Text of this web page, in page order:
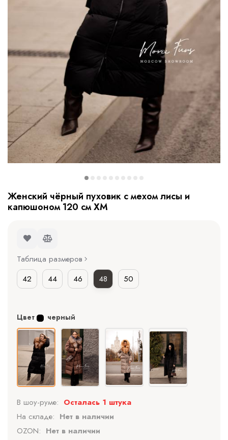
Женский чёрный пуховик с мехом лисы и
капюшоном 120 см XM
Таблица размеров
42
44 46 48 50
Цвет черный
В шоу-руме: Осталась 1 штука
На складе: Нет в наличии
OZON: Нет в наличии